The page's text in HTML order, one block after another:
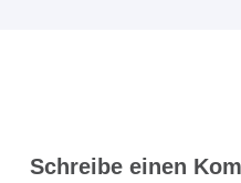
Schreibe einen